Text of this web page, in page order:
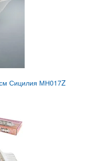
Сицилия МН017Z